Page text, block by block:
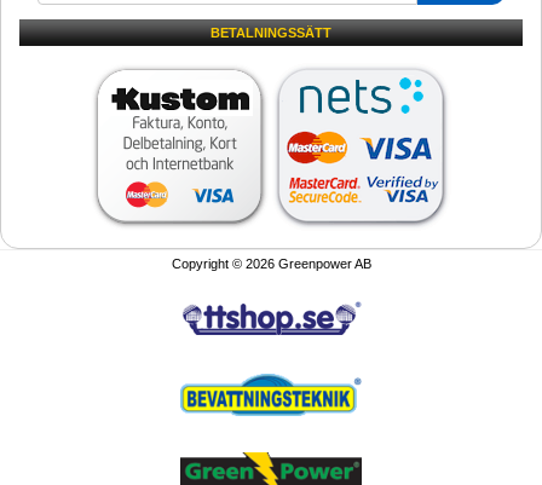
BETALNINGSSÄTT
Copyright © 2026 Greenpower AB